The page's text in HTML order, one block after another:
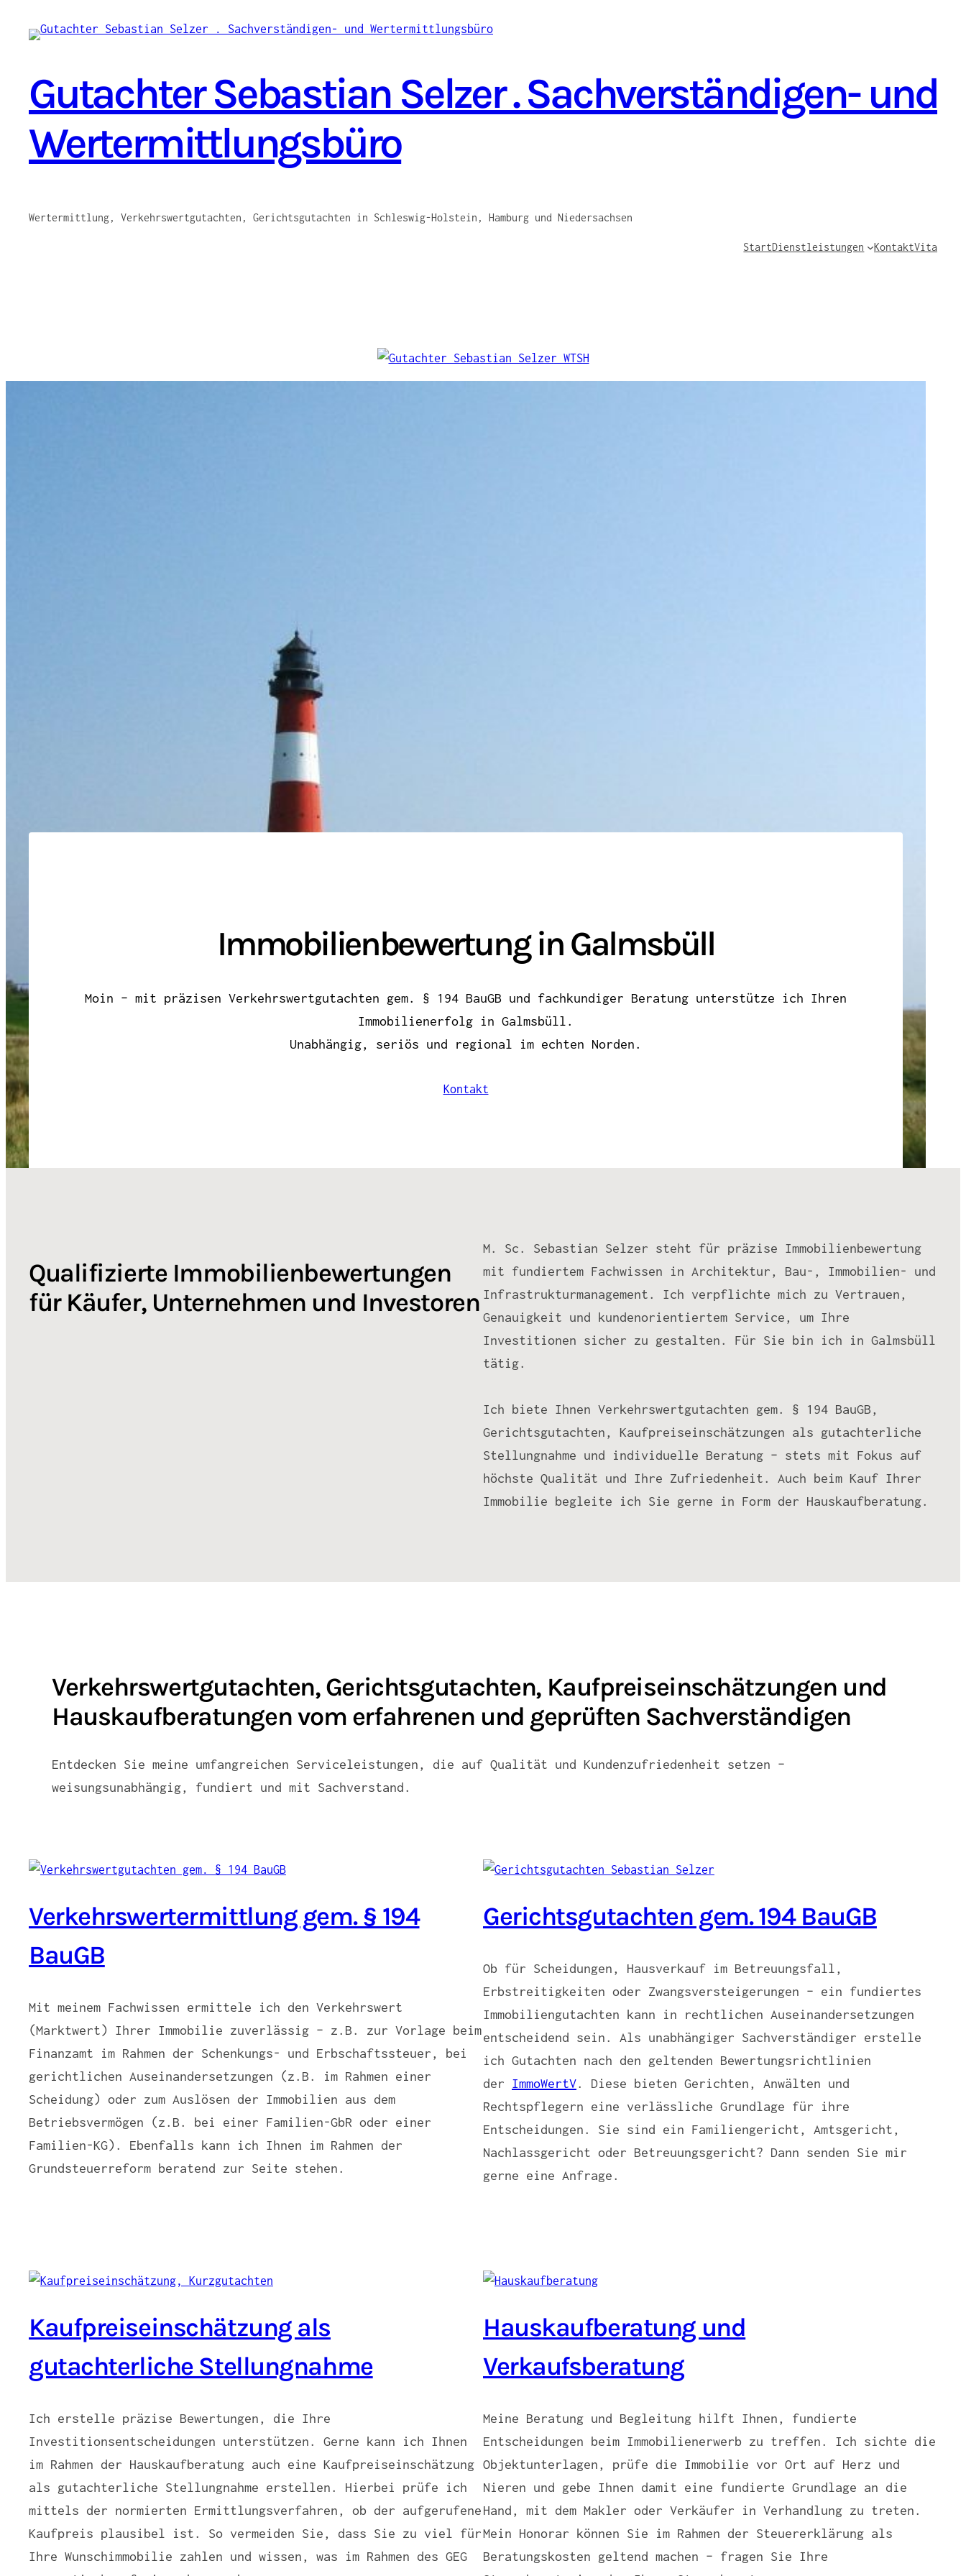
Inhalt
Gutachter Sebastian Selzer . Sachverständigen- und
Wertermittlungsbüro
Wertermittlung, Verkehrswertgutachten, Gerichtsgutachten in Schleswig-Holstein, Hamburg und Niedersachsen
StartDienstleistungen KontaktVita
Immobilienbewertung in Galmsbüll
Moin – mit präzisen Verkehrswertgutachten gem. § 194 BauGB und fachkundiger Beratung unterstütze ich Ihren
Immobilienerfolg in Galmsbüll.
Unabhängig, seriös und regional im echten Norden.
Kontakt
Qualifizierte Immobilienbewertungen
für Käufer, Unternehmen und Investoren
M. Sc. Sebastian Selzer steht für präzise Immobilienbewertung
mit fundiertem Fachwissen in Architektur, Bau-, Immobilien- und
Infrastrukturmanagement. Ich verpflichte mich zu Vertrauen,
Genauigkeit und kundenorientiertem Service, um Ihre
Investitionen sicher zu gestalten. Für Sie bin ich in Galmsbüll
tätig.
Ich biete Ihnen Verkehrswertgutachten gem. § 194 BauGB,
Gerichtsgutachten, Kaufpreiseinschätzungen als gutachterliche
Stellungnahme und individuelle Beratung – stets mit Fokus auf
höchste Qualität und Ihre Zufriedenheit. Auch beim Kauf Ihrer
Immobilie begleite ich Sie gerne in Form der Hauskaufberatung.
Verkehrswertgutachten, Gerichtsgutachten, Kaufpreiseinschätzungen und
Hauskaufberatungen vom erfahrenen und geprüften Sachverständigen
Entdecken Sie meine umfangreichen Serviceleistungen, die auf Qualität und Kundenzufriedenheit setzen –
weisungsunabhängig, fundiert und mit Sachverstand.
Verkehrswertermittlung gem. § 194
BauGB
Mit meinem Fachwissen ermittele ich den Verkehrswert
(Marktwert) Ihrer Immobilie zuverlässig – z.B. zur Vorlage beim
Finanzamt im Rahmen der Schenkungs- und Erbschaftssteuer, bei
gerichtlichen Auseinandersetzungen (z.B. im Rahmen einer
Scheidung) oder zum Auslösen der Immobilien aus dem
Betriebsvermögen (z.B. bei einer Familien-GbR oder einer
Familien-KG). Ebenfalls kann ich Ihnen im Rahmen der
Grundsteuerreform beratend zur Seite stehen.
Gerichtsgutachten gem. 194 BauGB
Ob für Scheidungen, Hausverkauf im Betreuungsfall,
Erbstreitigkeiten oder Zwangsversteigerungen – ein fundiertes
Immobiliengutachten kann in rechtlichen Auseinandersetzungen
entscheidend sein. Als unabhängiger Sachverständiger erstelle
ich Gutachten nach den geltenden Bewertungsrichtlinien
der ImmoWertV. Diese bieten Gerichten, Anwälten und
Rechtspflegern eine verlässliche Grundlage für ihre
Entscheidungen. Sie sind ein Familiengericht, Amtsgericht,
Nachlassgericht oder Betreuungsgericht? Dann senden Sie mir
gerne eine Anfrage.
Kaufpreiseinschätzung als
gutachterliche Stellungnahme
Ich erstelle präzise Bewertungen, die Ihre
Investitionsentscheidungen unterstützen. Gerne kann ich Ihnen
im Rahmen der Hauskaufberatung auch eine Kaufpreiseinschätzung
als gutachterliche Stellungnahme erstellen. Hierbei prüfe ich
mittels der normierten Ermittlungsverfahren, ob der aufgerufene
Kaufpreis plausibel ist. So vermeiden Sie, dass Sie zu viel für
Ihre Wunschimmobilie zahlen und wissen, was im Rahmen des GEG
Hauskaufberatung und
Verkaufsberatung
Meine Beratung und Begleitung hilft Ihnen, fundierte
Entscheidungen beim Immobilienerwerb zu treffen. Ich sichte die
Objektunterlagen, prüfe die Immobilie vor Ort auf Herz und
Nieren und gebe Ihnen damit eine fundierte Grundlage an die
Hand, mit dem Makler oder Verkäufer in Verhandlung zu treten.
Mein Honorar können Sie im Rahmen der Steuererklärung als
Beratungskosten geltend machen – fragen Sie Ihre